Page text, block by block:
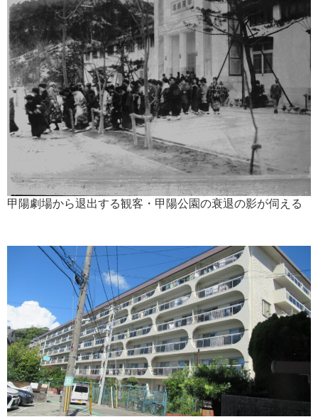
甲陽劇場から退出する観客・甲陽公園の衰退の影が伺える